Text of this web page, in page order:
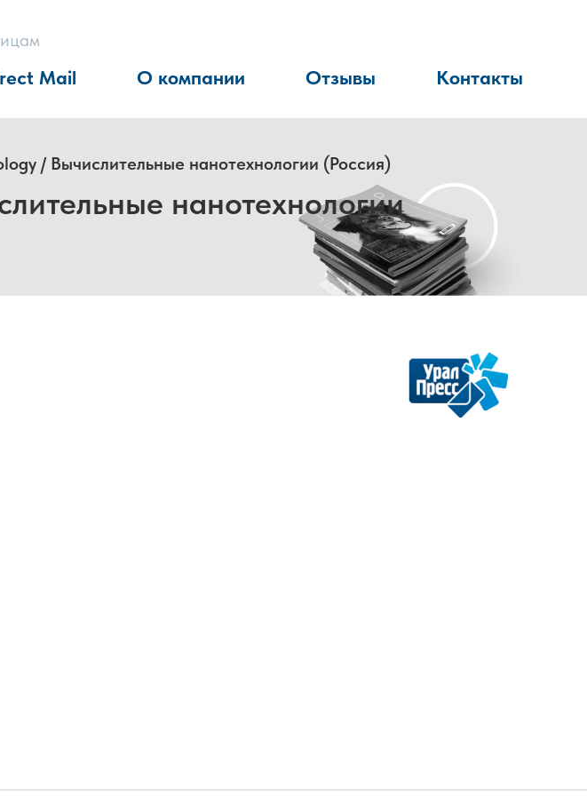
Mail О компании Отзывы Контакты
/ Вычислительные нанотехнологии (Россия)
нанотехнологии